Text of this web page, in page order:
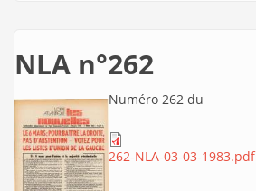
NLA n°262
Numéro 262 du
262-NLA-03-03-1983.pdf